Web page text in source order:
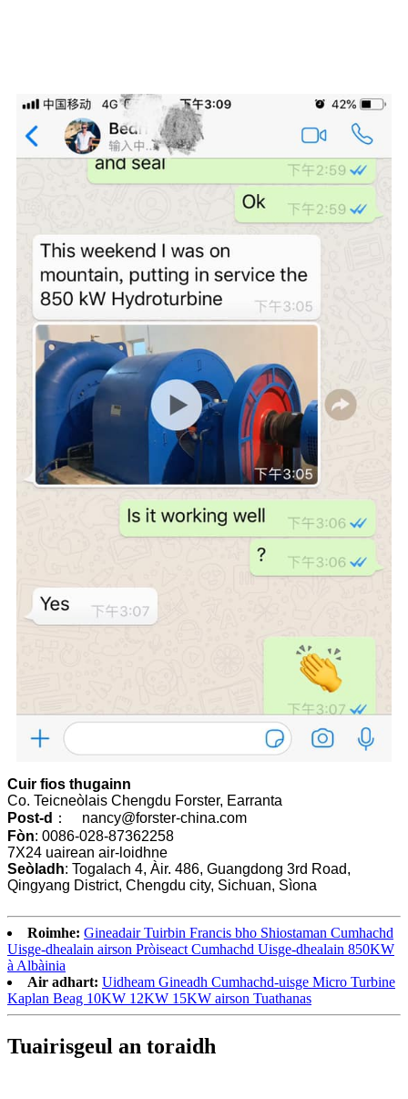
Cuir fios thugainn
Co. Teicneòlais Chengdu Forster, Earranta
Post-d ： nancy@forster-china.com
Fòn: 0086-028-87362258
7X24 uairean air-loidhne
Seòladh: Togalach 4, Àir. 486, Guangdong 3rd Road,
Qingyang District, Chengdu city, Sichuan, Sìona
Roimhe: Gineadair Tuirbin Francis bho Shiostaman Cumhachd
Uisge-dhealain airson Pròiseact Cumhachd Uisge-dhealain 850KW
à Albàinia
Air adhart: Uidheam Gineadh Cumhachd-uisge Micro Turbine
Kaplan Beag 10KW 12KW 15KW airson Tuathanas
Tuairisgeul an toraidh